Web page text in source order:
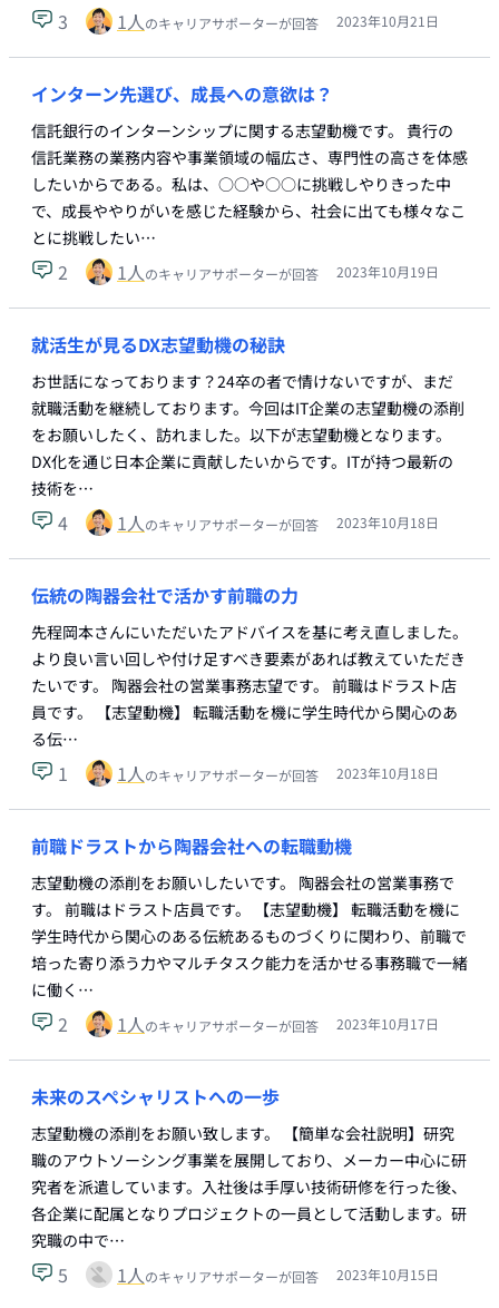
3 1人のキャリアサポーターが回答 2023年10月21日
インターン先選び、成長への意欲は？
信託銀行のインターンシップに関する志望動機です。 貴行の
信託業務の業務内容や事業領域の幅広さ、専門性の高さを体感
したいからである。私は、○○や○○に挑戦しやりきった中
で、成長ややりがいを感じた経験から、社会に出ても様々なこ
とに挑戦したい…
2 1人のキャリアサポーターが回答 2023年10月19日
就活生が見るDX志望動機の秘訣
お世話になっております？24卒の者で情けないですが、まだ
就職活動を継続しております。今回はIT企業の志望動機の添削
をお願いしたく、訪れました。以下が志望動機となります。
DX化を通じ日本企業に貢献したいからです。ITが持つ最新の
技術を…
4 1人のキャリアサポーターが回答 2023年10月18日
伝統の陶器会社で活かす前職の力
先程岡本さんにいただいたアドバイスを基に考え直しました。
より良い言い回しや付け足すべき要素があれば教えていただき
たいです。 陶器会社の営業事務志望です。 前職はドラスト店
員です。 【志望動機】 転職活動を機に学生時代から関心のあ
る伝…
1 1人のキャリアサポーターが回答 2023年10月18日
前職ドラストから陶器会社への転職動機
志望動機の添削をお願いしたいです。 陶器会社の営業事務で
す。 前職はドラスト店員です。 【志望動機】 転職活動を機に
学生時代から関心のある伝統あるものづくりに関わり、前職で
培った寄り添う力やマルチタスク能力を活かせる事務職で一緒
に働く…
2 1人のキャリアサポーターが回答 2023年10月17日
未来のスペシャリストへの一歩
志望動機の添削をお願い致します。 【簡単な会社説明】研究
職のアウトソーシング事業を展開しており、メーカー中心に研
究者を派遣しています。入社後は手厚い技術研修を行った後、
各企業に配属となりプロジェクトの一員として活動します。研
究職の中で…
5 1人のキャリアサポーターが回答 2023年10月15日